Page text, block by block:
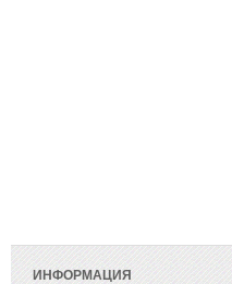
ИНФОРМАЦИЯ